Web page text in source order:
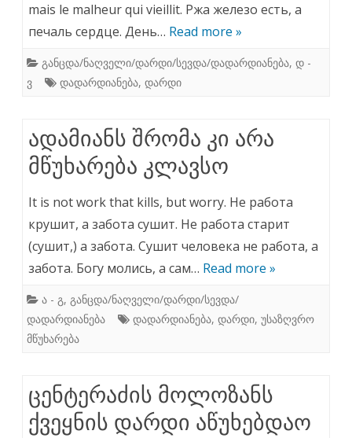
mais le malheur qui vieillit. Ржа железо есть, а
печаль сердце. День… Read more »
განცდა/ნაღველი/დარდი/სევდა/დადარდიანება, დ -
ვ
დადარდიანება, დარდი
ადამიანს შრომა კი არა
მწუხარება კლავსო
It is not work that kills, but worry. Не работа
крушит, а забота сушит. Не работа старит
(сушит,) а забота. Сушит человека не работа, а
забота. Богу молись, а сам… Read more »
ა - გ, განცდა/ნაღველი/დარდი/სევდა/
დადარდიანება
დადარდიანება, დარდი, უსაზღვრო
მწუხარება
ცენტერაძის მოლოზანს
ქვეყნის დარდი აწუხებდაო